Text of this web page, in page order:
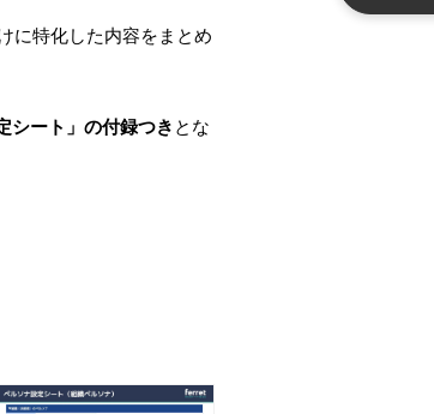
に特化した内容をまとめ
シート」の付録つき とな